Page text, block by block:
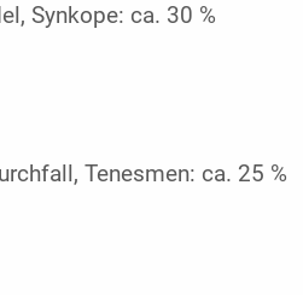
Synkope: ca. 30 %
Tenesmen: ca. 25 %